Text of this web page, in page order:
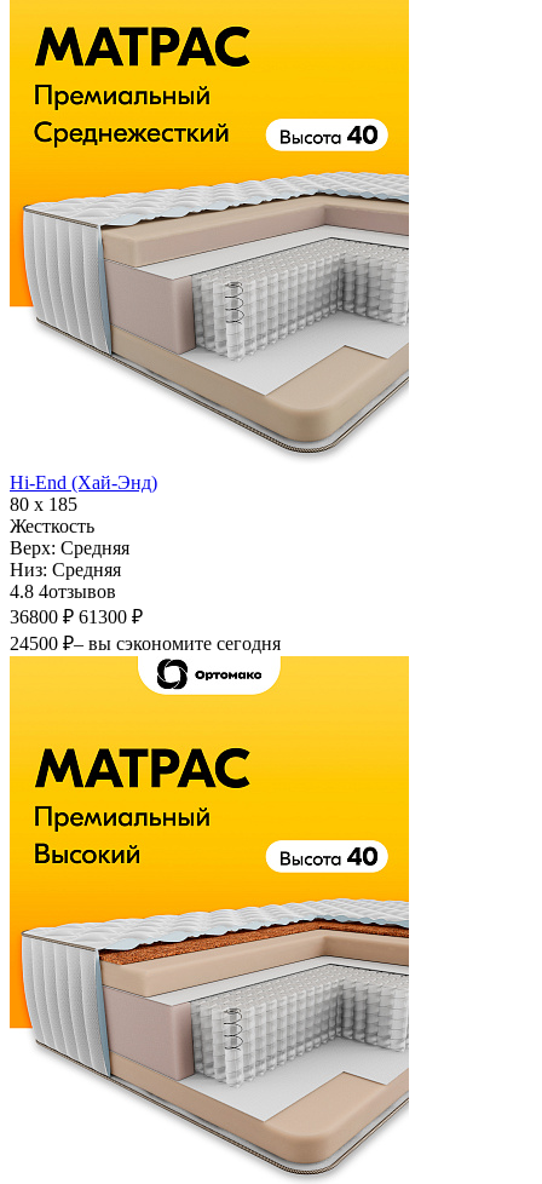
Hi-End (Хай-Энд)
80 х 185
Жесткость
Верх: Средняя
Низ: Средняя
4.8 4отзывов
36800 ₽ 61300 ₽
24500 ₽– вы сэкономите сегодня